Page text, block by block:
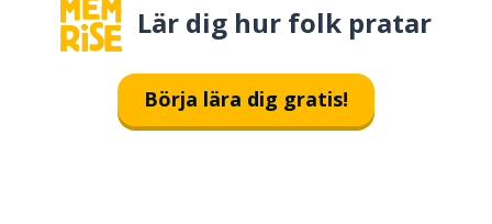
Lär dig hur folk pratar
Börja lära dig gratis!